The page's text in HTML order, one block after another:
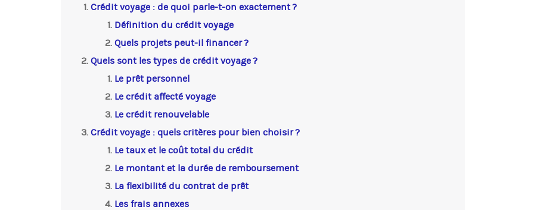
Crédit voyage : de quoi parle-t-on exactement ?
Définition du crédit voyage
Quels projets peut-il financer ?
Quels sont les types de crédit voyage ?
Le prêt personnel
Le crédit affecté voyage
Le crédit renouvelable
Crédit voyage : quels critères pour bien choisir ?
Le taux et le coût total du crédit
Le montant et la durée de remboursement
La flexibilité du contrat de prêt
Les frais annexes